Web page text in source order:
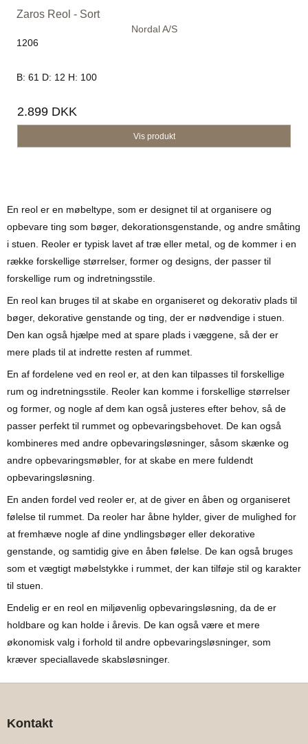
Zaros Reol - Sort
Nordal A/S
1206
B: 61 D: 12 H: 100
2.899 DKK
Vis produkt
En reol er en møbeltype, som er designet til at organisere og
opbevare ting som bøger, dekorationsgenstande, og andre småting
i stuen. Reoler er typisk lavet af træ eller metal, og de kommer i en
række forskellige størrelser, former og designs, der passer til
forskellige rum og indretningsstile.
En reol kan bruges til at skabe en organiseret og dekorativ plads til
bøger, dekorative genstande og ting, der er nødvendige i stuen.
Den kan også hjælpe med at spare plads i væggene, så der er
mere plads til at indrette resten af rummet.
En af fordelene ved en reol er, at den kan tilpasses til forskellige
rum og indretningsstile. Reoler kan komme i forskellige størrelser
og former, og nogle af dem kan også justeres efter behov, så de
passer perfekt til rummet og opbevaringsbehovet. De kan også
kombineres med andre opbevaringsløsninger, såsom skænke og
andre opbevaringsmøbler, for at skabe en mere fuldendt
opbevaringsløsning.
En anden fordel ved reoler er, at de giver en åben og organiseret
følelse til rummet. Da reoler har åbne hylder, giver de mulighed for
at fremhæve nogle af dine yndlingsbøger eller dekorative
genstande, og samtidig give en åben følelse. De kan også bruges
som et vægtigt møbelstykke i rummet, der kan tilføje stil og karakter
til stuen.
Endelig er en reol en miljøvenlig opbevaringsløsning, da de er
holdbare og kan holde i årevis. De kan også være et mere
økonomisk valg i forhold til andre opbevaringsløsninger, som
kræver speciallavede skabsløsninger.
Kontakt